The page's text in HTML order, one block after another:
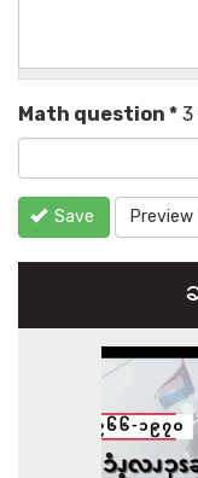
Math question * 3
Save Preview